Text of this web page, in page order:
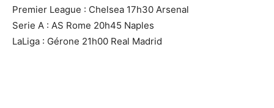
Premier League : Chelsea 17h30 Arsenal
Serie A : AS Rome 20h45 Naples
LaLiga : Gérone 21h00 Real Madrid